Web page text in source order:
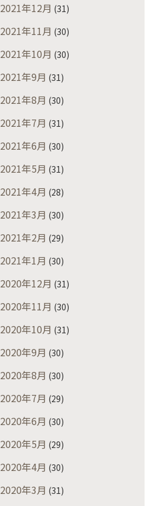
2021年12月 (31)
2021年11月 (30)
2021年10月 (30)
2021年9月 (31)
2021年8月 (30)
2021年7月 (31)
2021年6月 (30)
2021年5月 (31)
2021年4月 (28)
2021年3月 (30)
2021年2月 (29)
2021年1月 (30)
2020年12月 (31)
2020年11月 (30)
2020年10月 (31)
2020年9月 (30)
2020年8月 (30)
2020年7月 (29)
2020年6月 (30)
2020年5月 (29)
2020年4月 (30)
2020年3月 (31)